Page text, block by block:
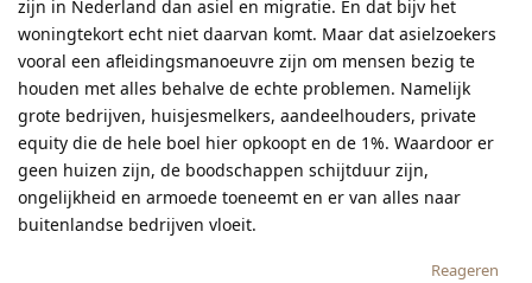
zijn in Nederland dan asiel en migratie. En dat bijv het
woningtekort echt niet daarvan komt. Maar dat asielzoekers
vooral een afleidingsmanoeuvre zijn om mensen bezig te
houden met alles behalve de echte problemen. Namelijk
grote bedrijven, huisjesmelkers, aandeelhouders, private
equity die de hele boel hier opkoopt en de 1%. Waardoor er
geen huizen zijn, de boodschappen schijtduur zijn,
ongelijkheid en armoede toeneemt en er van alles naar
buitenlandse bedrijven vloeit.
Reageren